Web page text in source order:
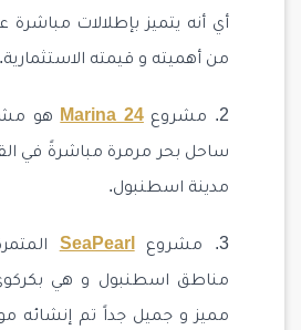
أي أنه يتميز بإطلالات مباشرة
من أهميته و قيمته الاستثمارية.
2. مشروع Marina 24هو
ساحل بحر مرمرة مباشرةً في
مدينة اسطنبول.
3. مشروع SeaPearl
مناطق اسطنبول و هي
مميز و جميل جداً تم إنشائه